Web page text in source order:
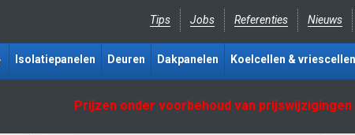
Tips Jobs Referenties Nieuws
Prijzen onder voorbehoud van prijswijzigingen
Isolatiepanelen Deuren Dakpanelen Koelcellen & vriescellen